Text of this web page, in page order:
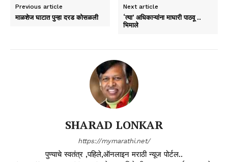
Previous article
माळशेज घाटात पुन्हा दरड कोसळली
Next article
‘त्या’ अधिकाऱ्यांना माघारी पाठवू ..
भिमाले
SHARAD LONKAR
https://mymarathi.net/
पुण्याचे स्वतंत्र ,पहिले,ऑनलाइन मराठी न्यूज पोर्टल..